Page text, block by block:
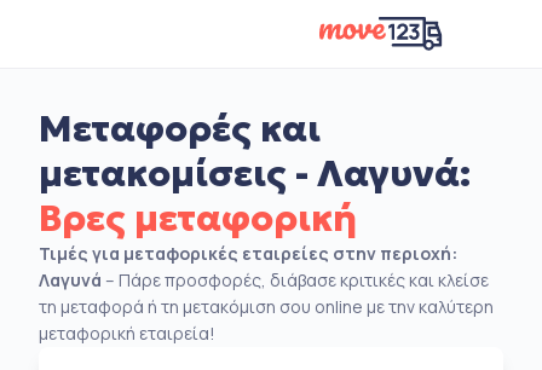
Μεταφορές και
μετακομίσεις - Λαγυνά:
Βρες μεταφορική
Τιμές για μεταφορικές εταιρείες στην περιοχή:
Λαγυνά – Πάρε προσφορές, διάβασε κριτικές και κλείσε
τη μεταφορά ή τη μετακόμιση σου online με την καλύτερη
μεταφορική εταιρεία!